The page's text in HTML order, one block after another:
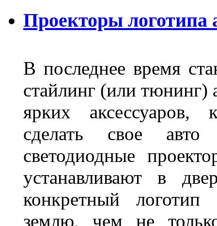
Проекторы логотипа
В последнее время
стайлинг (или тюнинг)
ярких аксессуаров,
сделать свое
светодиодные
устанавливают в
конкретный логотип
землю, чем не